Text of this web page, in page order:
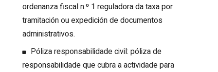
ordenanza fiscal n.º 1 reguladora da taxa por
tramitación ou expedición de documentos
administrativos.
Póliza responsabilidade civil: póliza de
responsabilidade que cubra a actividade para